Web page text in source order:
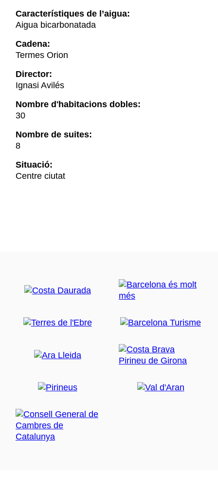
Característiques de l’aigua:
Aigua bicarbonatada
Cadena:
Termes Orion
Director:
Ignasi Avilés
Nombre d'habitacions dobles:
30
Nombre de suites:
8
Situació:
Centre ciutat